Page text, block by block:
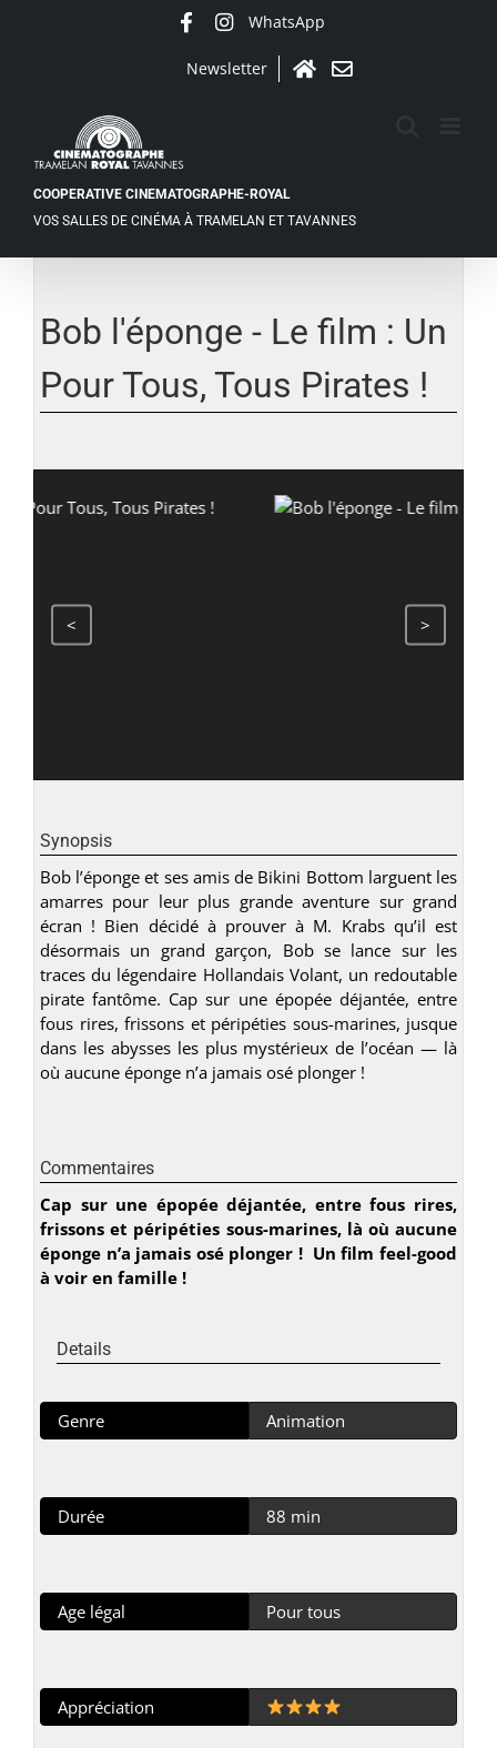
WhatsApp
Newsletter
AccueilContact
COOPERATIVE CINEMATOGRAPHE-ROYAL
VOS SALLES DE CINÉMA À TRAMELAN ET TAVANNES
agrandie
Bob l'éponge - Le film : Un
Pour Tous, Tous Pirates !
< >
Synopsis
Bob l’éponge et ses amis de Bikini Bottom larguent les
amarres pour leur plus grande aventure sur grand
écran ! Bien décidé à prouver à M. Krabs qu’il est
désormais un grand garçon, Bob se lance sur les
traces du légendaire Hollandais Volant, un redoutable
pirate fantôme. Cap sur une épopée déjantée, entre
fous rires, frissons et péripéties sous-marines, jusque
dans les abysses les plus mystérieux de l’océan — là
où aucune éponge n’a jamais osé plonger !
Commentaires
Cap sur une épopée déjantée, entre fous rires,
frissons et péripéties sous-marines, là où aucune
éponge n’a jamais osé plonger ! Un film feel-good
à voir en famille !
Details
Genre Animation
Durée 88 min
Age légal Pour tous
Appréciation